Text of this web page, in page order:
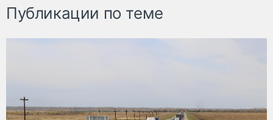
Публикации по теме